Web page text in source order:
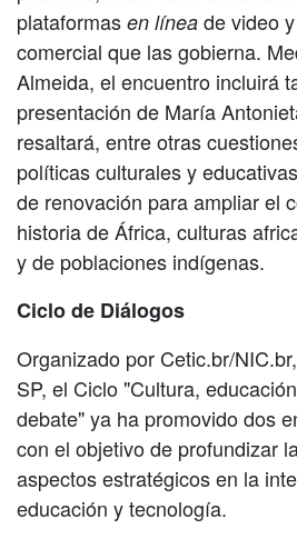
plataformas en línea de video
comercial que las gobierna.
Almeida, el encuentro incluirá
presentación de María
resaltará, entre otras
políticas culturales y
de renovación para ampliar el
historia de África, culturas
y de poblaciones indígenas.
Ciclo de Diálogos
Organizado por Cetic.br/
SP, el Ciclo "Cultura,
debate" ya ha promovido dos
con el objetivo de profundizar
aspectos estratégicos en la
educación y tecnología.